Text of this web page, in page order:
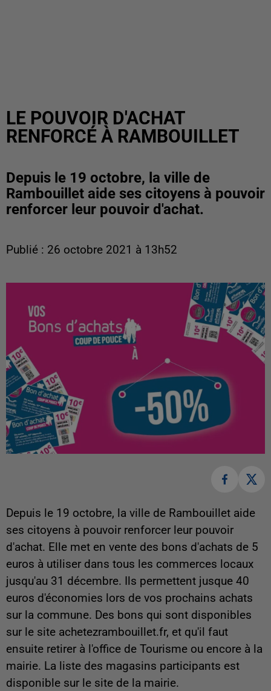
LE POUVOIR D'ACHAT
RENFORCÉ À RAMBOUILLET
Depuis le 19 octobre, la ville de
Rambouillet aide ses citoyens à pouvoir
renforcer leur pouvoir d'achat.
Publié : 26 octobre 2021 à 13h52
Depuis le 19 octobre, la ville de Rambouillet aide
ses citoyens à pouvoir renforcer leur pouvoir
d'achat. Elle met en vente des bons d'achats de 5
euros à utiliser dans tous les commerces locaux
jusqu'au 31 décembre. Ils permettent jusque 40
euros d'économies lors de vos prochains achats
sur la commune. Des bons qui sont disponibles
sur le site achetezrambouillet.fr, et qu'il faut
ensuite retirer à l'office de Tourisme ou encore à la
mairie. La liste des magasins participants est
disponible sur le site de la mairie.